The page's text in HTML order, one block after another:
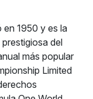
1950 y es la
del
más popular
Limited